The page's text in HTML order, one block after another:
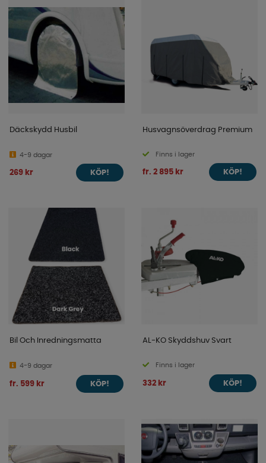
Däckskydd Husbil
4-9 dagar
269 kr KÖP!
Husvagnsöverdrag Premium
Finns i lager
fr. 2 895 kr KÖP!
Bil Och Inredningsmatta
4-9 dagar
fr. 599 kr KÖP!
AL-KO Skyddshuv Svart
Finns i lager
332 kr KÖP!